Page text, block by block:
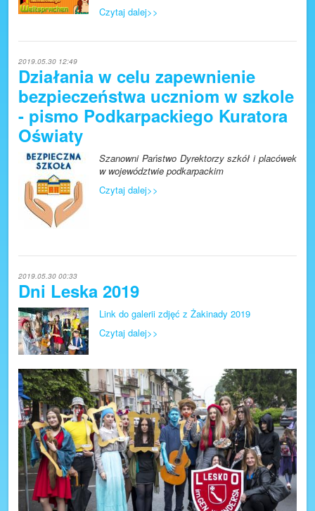
Czytaj dalej>>
2019.05.30 12:49
Działania w celu zapewnienie
bezpieczeństwa uczniom w szkole
- pismo Podkarpackiego Kuratora
Oświaty
Szanowni Państwo Dyrektorzyszkół i placówek
w województwie podkarpackim
Czytaj dalej>>
2019.05.30 00:33
Dni Leska 2019
Link do galerii zdjęć z Żakinady 2019
Czytaj dalej>>